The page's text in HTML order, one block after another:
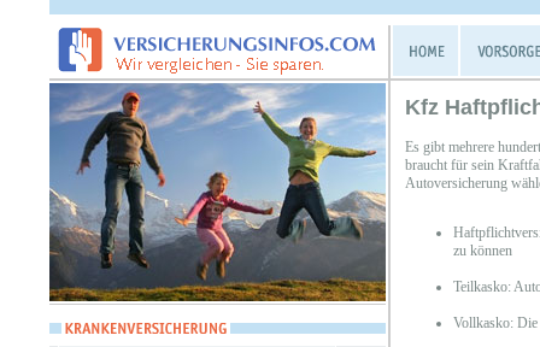
Kfz
Es gibt mehrere
braucht für sein
Autoversicherung
zu können
Teilkasko:
Vollkasko: Die